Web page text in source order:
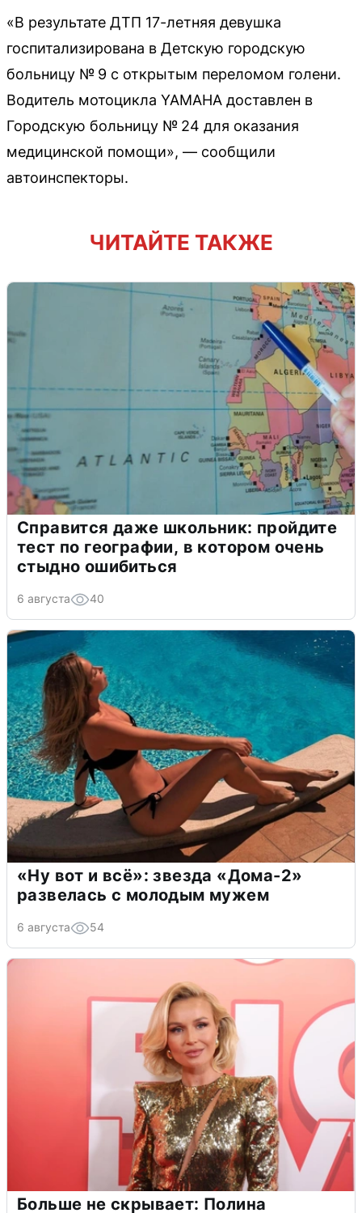
«В результате ДТП 17-летняя девушка
госпитализирована в Детскую городскую
больницу № 9 с открытым переломом голени.
Водитель мотоцикла YAMAHA доставлен в
Городскую больницу № 24 для оказания
медицинской помощи», — сообщили
автоинспекторы.
ЧИТАЙТЕ ТАКЖЕ
Справится даже школьник: пройдите
тест по географии, в котором очень
стыдно ошибиться
6 августа 40
«Ну вот и всё»: звезда «Дома-2»
развелась с молодым мужем
6 августа 54
Больше не скрывает: Полина